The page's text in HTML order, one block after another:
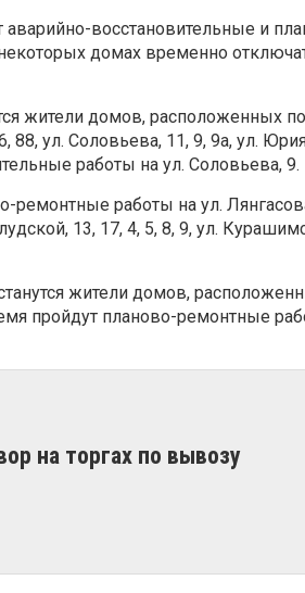
восстановительные и
домах временно
жители домов, расположенных по
ул. Соловьева, 11, 9, 9а, ул.
работы на ул. Соловьева, 9.
работы на ул.
13, 17, 4, 5, 8, 9, ул.
жители домов,
пройдут планово-ремонтные
на торгах по вывозу